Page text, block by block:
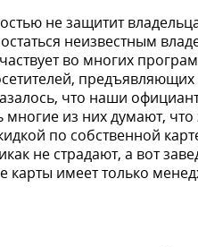
не защитит
неизвестным
во многих
предъявляющих
что наши
из них думают, что
по собственной
не стра­дают, а вот
карты имеет только